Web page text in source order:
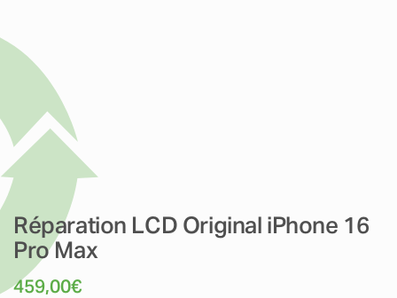
Réparation LCD Original iPhone 16
Pro Max
459,00€